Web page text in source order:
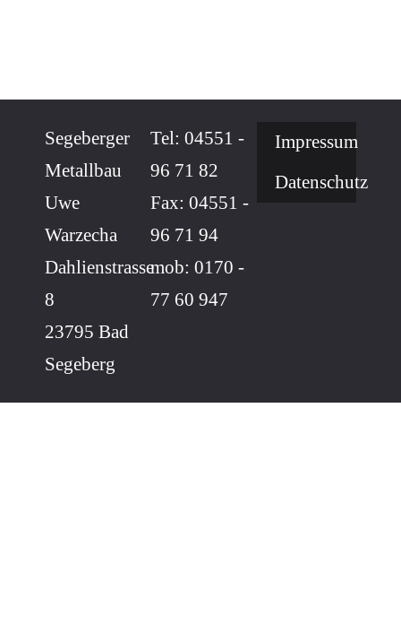
Segeberger
Metallbau
Uwe
Warzecha
Dahlienstrasse
8
23795 Bad
Segeberg
Tel: 04551 -
96 71 82
Fax: 04551 -
96 71 94
mob: 0170 -
77 60 947
Impressum
Datenschutz